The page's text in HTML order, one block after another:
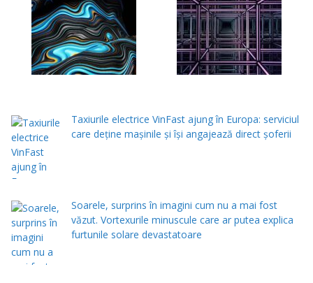
Taxiurile electrice VinFast ajung în Europa: serviciul
care deține mașinile și își angajează direct șoferii
Soarele, surprins în imagini cum nu a mai fost
văzut. Vortexurile minuscule care ar putea explica
furtunile solare devastatoare